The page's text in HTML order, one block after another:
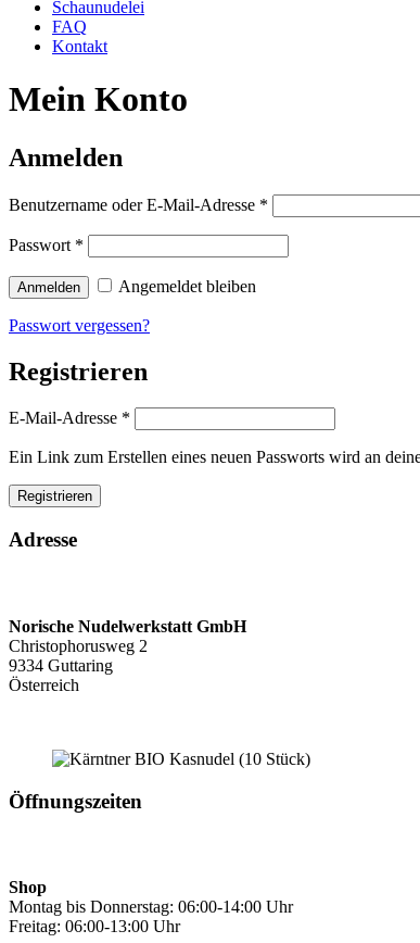
Schaunudelei
FAQ
Kontakt
Mein Konto
Anmelden
Benutzername oder E-Mail-Adresse *
Passwort *
Anmelden Angemeldet bleiben
Passwort vergessen?
Registrieren
E-Mail-Adresse *
Ein Link zum Erstellen eines neuen Passworts wird an
Registrieren
Adresse
Norische Nudelwerkstatt GmbH
Christophorusweg 2
9334 Guttaring
Österreich
Öffnungszeiten
Shop
Montag bis Donnerstag: 06:00-14:00 Uhr
Freitag: 06:00-13:00 Uhr